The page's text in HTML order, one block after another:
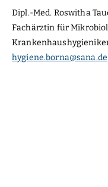
Dipl.-Med. Roswitha
Fachärztin für
hygiene.borna@sana.de